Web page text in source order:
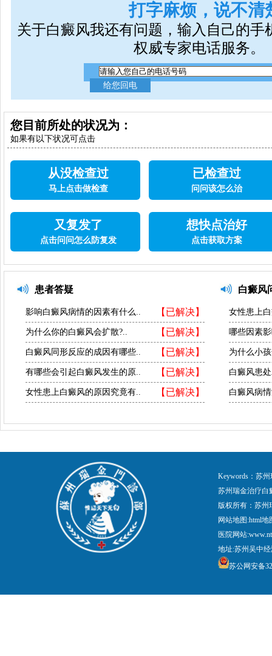
打字麻烦，说不清
关于白癜风我还有问题，输入自己的手
权威专家电话服务。
您目前所处的状况为：
如果有以下状况可点击
从没检查过
马上点击做检查
已检查过
问问该怎么治
又复发了
点击问问怎么防复发
想快点治好
点击获取方案
患者答疑
【已解决】
影响白癜风病情的因素有什么..
【已解决】
为什么你的白癜风会扩散?..
【已解决】
白癜风同形反应的成因有哪些..
【已解决】
有哪些会引起白癜风发生的原..
【已解决】
女性患上白癜风的原因究竟有..
白癜风
女性患上
哪些因素
为什么小
白癜风患
白癜风病
Keywords：苏
苏州瑞金治疗白
版权所有：苏
网站地图:html地
医院网站
地址:苏州吴中
苏公网安备